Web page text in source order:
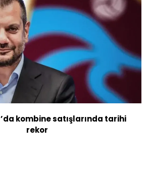
kombine satışlarında tarihi
rekor